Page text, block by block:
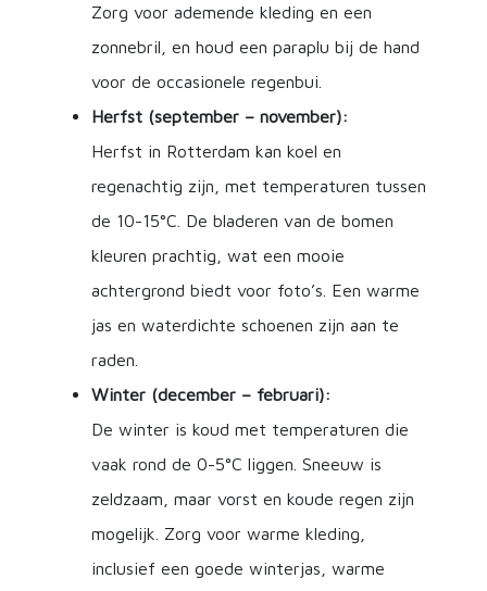
Zorg voor ademende kleding en een
zonnebril, en houd een paraplu bij de hand
voor de occasionele regenbui.
Herfst (september – november):
Herfst in Rotterdam kan koel en
regenachtig zijn, met temperaturen tussen
de 10-15°C. De bladeren van de bomen
kleuren prachtig, wat een mooie
achtergrond biedt voor foto’s. Een warme
jas en waterdichte schoenen zijn aan te
raden.
Winter (december – februari):
De winter is koud met temperaturen die
vaak rond de 0-5°C liggen. Sneeuw is
zeldzaam, maar vorst en koude regen zijn
mogelijk. Zorg voor warme kleding,
inclusief een goede winterjas, warme